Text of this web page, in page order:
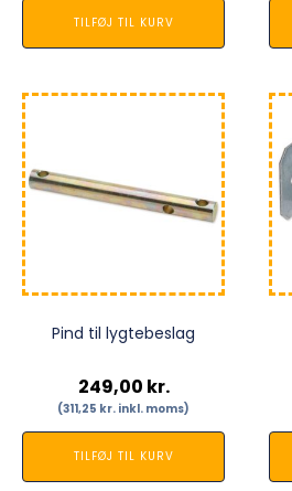
TILFØJ TIL KURV
Pind til lygtebeslag
249,00 kr.
(311,25 kr. inkl. moms)
TILFØJ TIL KURV